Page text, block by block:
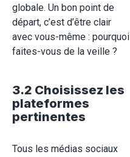
globale. Un bon point de
départ, c’est d’être clair
avec vous-même : pourquoi
faites-vous de la veille ?
3.2 Choisissez les
plateformes
pertinentes
Tous les médias sociaux